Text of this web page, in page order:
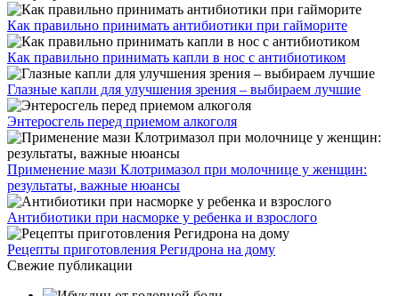
Как правильно принимать антибиотики при гайморите
Как правильно принимать капли в нос с антибиотиком
Глазные капли для улучшения зрения – выбираем лучшие
Энтеросгель перед приемом алкоголя
Применение мази Клотримазол при молочнице у женщин:
результаты, важные нюансы
Антибиотики при насморке у ребенка и взрослого
Рецепты приготовления Регидрона на дому
Свежие публикации